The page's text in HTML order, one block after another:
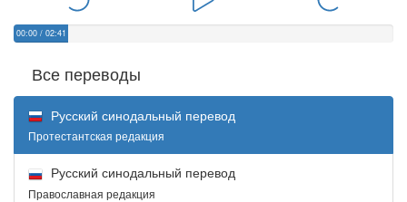
00:00 / 02:41
Все переводы
Русский синодальный перевод
Протестантская редакция
Русский синодальный перевод
Православная редакция